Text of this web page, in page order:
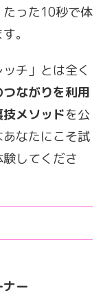
った10秒で体
。
チ」とは全く
ながりを利用
メソッドを公
なたにこそ試
してくださ
ー